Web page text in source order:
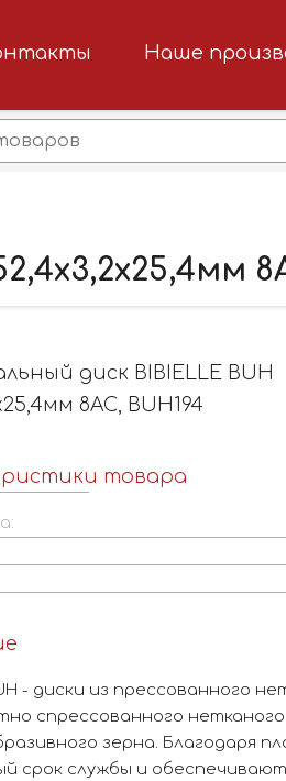
Наше
диск BIBIELLE BUH
8AC, BUH194
товара
- диски из прессованного
спрессованного
зерна. Благодаря
срок службы и